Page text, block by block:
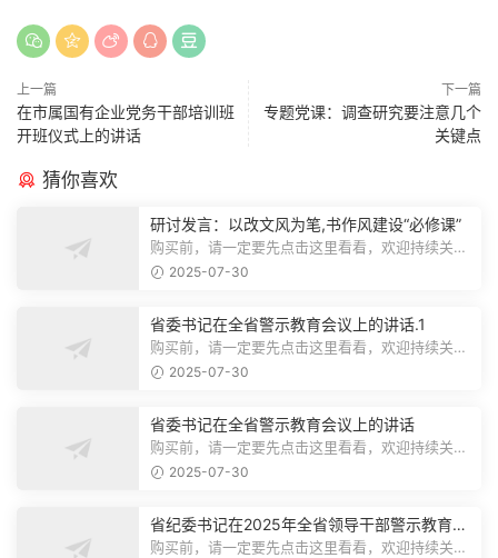
上一篇
在市属国有企业党务干部培训班
开班仪式上的讲话
下一篇
专题党课：调查研究要注意几个
关键点
猜你喜欢
研讨发言：以改文风为笔,书作风建设“必修课”
购买前，请一定要先点击这里看看，欢迎持续关
注，精彩模板每天推送预览结束，本文...
2025-07-30
省委书记在全省警示教育会议上的讲话.1
购买前，请一定要先点击这里看看，欢迎持续关
注，精彩模板每天推送预览结束，本文...
2025-07-30
省委书记在全省警示教育会议上的讲话
购买前，请一定要先点击这里看看，欢迎持续关
注，精彩模板每天推送预览结束，本文...
2025-07-30
省纪委书记在2025年全省领导干部警示教育会
上的讲话.1
购买前，请一定要先点击这里看看，欢迎持续关